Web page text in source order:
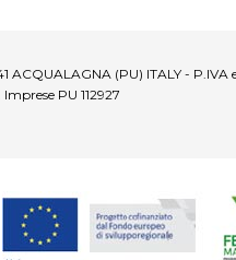
(PU) ITALY - P.IVA e
PU 112927